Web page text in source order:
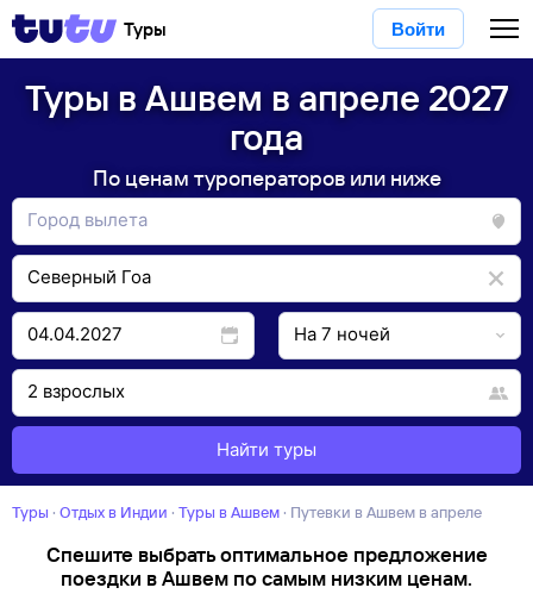
Туры Войти
Туры в Ашвем в апреле 2027
года
По ценам туроператоров или ниже
Найти туры
Туры · Отдых в Индии · Туры в Ашвем · Путевки в Ашвем в апреле
Спешите выбрать оптимальное предложение
поездки в Ашвем по самым низким ценам.